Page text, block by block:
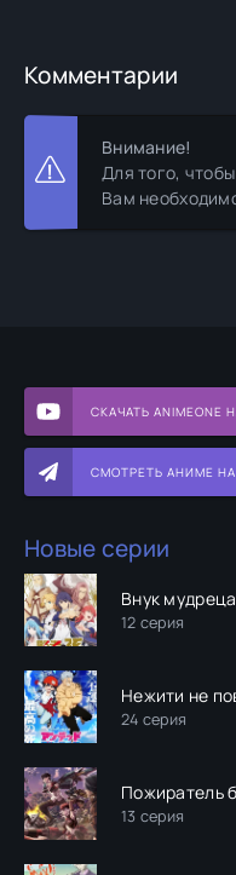
СКАЧАТЬ ANIMEONE
СМОТРЕТЬ АНИМЕ НА
Новые серии
Внук мудреца
12 серия
Нежити не
24 серия
Пожиратель
13 серия
Комментарии
Внимание!
Для того,
Вам